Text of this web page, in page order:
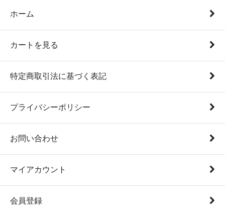
ホーム
カートを見る
特定商取引法に基づく表記
プライバシーポリシー
お問い合わせ
マイアカウント
会員登録